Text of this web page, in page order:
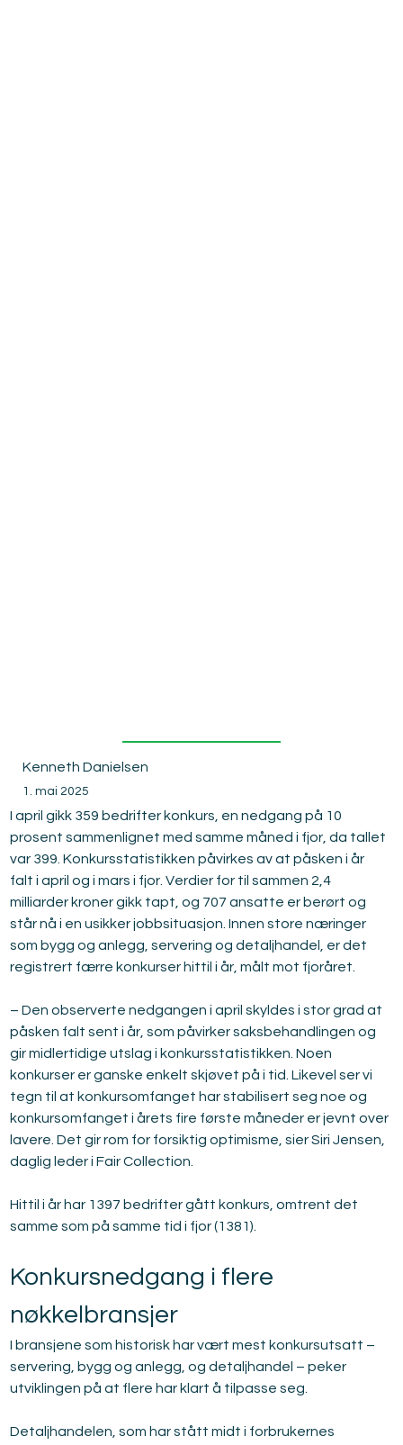
1. mai 2025
I april gikk 359 bedrifter konkurs, en nedgang på 10
prosent sammenlignet med samme måned i fjor, da tallet
var 399. Konkursstatistikken påvirkes av at påsken i år
falt i april og i mars i fjor. Verdier for til sammen 2,4
milliarder kroner gikk tapt, og 707 ansatte er berørt og
står nå i en usikker jobbsituasjon. Innen store næringer
som bygg og anlegg, servering og detaljhandel, er det
registrert færre konkurser hittil i år, målt mot fjoråret.
– Den observerte nedgangen i april skyldes i stor grad at
påsken falt sent i år, som påvirker saksbehandlingen og
gir midlertidige utslag i konkursstatistikken. Noen
konkurser er ganske enkelt skjøvet på i tid. Likevel ser vi
tegn til at konkursomfanget har stabilisert seg noe og
konkursomfanget i årets fire første måneder er jevnt over
lavere. Det gir rom for forsiktig optimisme, sier Siri Jensen,
daglig leder i Fair Collection.
Hittil i år har 1397 bedrifter gått konkurs, omtrent det
samme som på samme tid i fjor (1381).
Konkursnedgang i flere
nøkkelbransjer
I bransjene som historisk har vært mest konkursutsatt –
servering, bygg og anlegg, og detaljhandel – peker
utviklingen på at flere har klart å tilpasse seg.
Detaljhandelen, som har stått midt i forbrukernes
Kenneth Danielsen